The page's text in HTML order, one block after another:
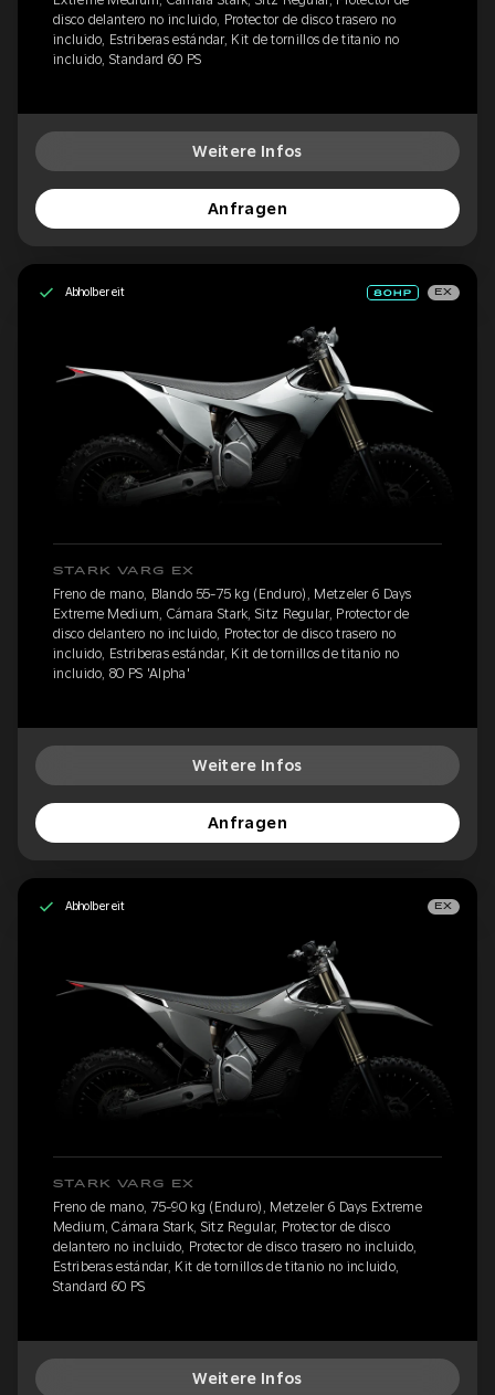
disco delantero no incluido, Protector de disco trasero no
incluido, Estriberas estándar, Kit de tornillos de titanio no
incluido, Standard 60 PS
Weitere Infos
Anfragen
Abholbereit EX
STARK VARG EX
Freno de mano, Blando 55-75 kg (Enduro), Metzeler 6 Days
Extreme Medium, Cámara Stark, Sitz Regular, Protector de
disco delantero no incluido, Protector de disco trasero no
incluido, Estriberas estándar, Kit de tornillos de titanio no
incluido, 80 PS 'Alpha'
Weitere Infos
Anfragen
Abholbereit EX
STARK VARG EX
Freno de mano, 75-90 kg (Enduro), Metzeler 6 Days Extreme
Medium, Cámara Stark, Sitz Regular, Protector de disco
delantero no incluido, Protector de disco trasero no incluido,
Estriberas estándar, Kit de tornillos de titanio no incluido,
Standard 60 PS
Weitere Infos